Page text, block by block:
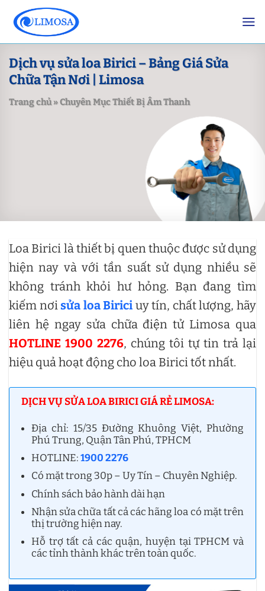
content
Dịch vụ sửa loa Birici – Bảng Giá Sửa
Chữa Tận Nơi | Limosa
Trang chủ»Chuyên Mục Thiết Bị Âm Thanh
Loa Birici là thiết bị quen thuộc được sử dụng
hiện nay và với tần suất sử dụng nhiều sẽ
không tránh khỏi hư hỏng. Bạn đang tìm
kiếm nơisửa loa Birici uy tín, chất lượng, hãy
liên hệ ngay sửa chữa điện tử Limosa qua
HOTLINE 1900 2276, chúng tôi tự tin trả lại
hiệu quả hoạt động cho loa Birici tốt nhất.
DỊCH VỤ SỬA LOA BIRICI GIÁ RẺ LIMOSA:
Địa chỉ: 15/35 Đường Khuông Việt, Phường
Phú Trung, Quận Tân Phú, TPHCM
HOTLINE:1900 2276
Có mặt trong 30p – Uy Tín – Chuyên Nghiệp.
Chính sách bảo hành dài hạn
Nhận sửa chữa tất cả các hãng loa có mặt trên
thị trường hiện nay.
Hỗ trợ tất cả các quận, huyện tại TPHCM và
các tỉnh thành khác trên toàn quốc.